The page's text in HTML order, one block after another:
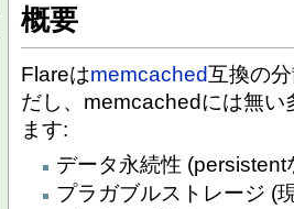
概要
Flareはmemcached互換の
だし、memcachedには無い
ます:
データ永続性
プラガブルストレージ (